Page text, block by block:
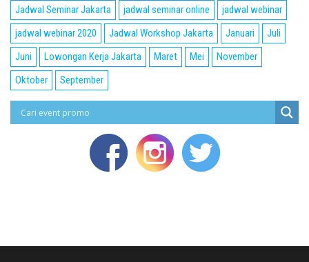
Jadwal Seminar Jakarta
jadwal seminar online
jadwal webinar
jadwal webinar 2020
Jadwal Workshop Jakarta Januari
Juli
Juni
Lowongan Kerja Jakarta Maret Mei
November
Oktober
September